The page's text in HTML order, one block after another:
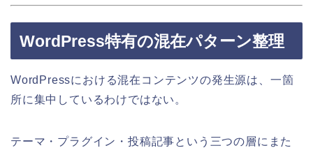
WordPress特有の混在パターン整理
WordPressにおける混在コンテンツの発生源は、一箇
所に集中しているわけではない。
テーマ・プラグイン・投稿記事という三つの層にまた